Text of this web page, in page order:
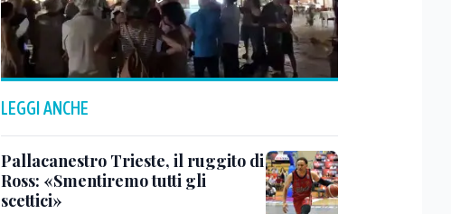
LEGGI ANCHE
Pallacanestro Trieste, il ruggito di
Ross: «Smentiremo tutti gli
scettici»